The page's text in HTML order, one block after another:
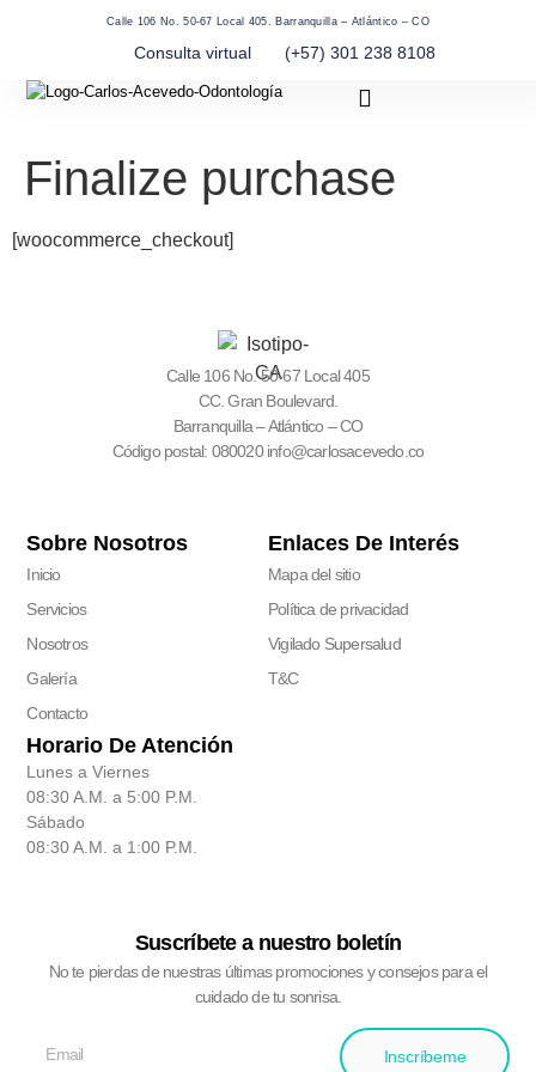
Calle 106 No. 50-67 Local 405. Barranquilla – Atlántico – CO
Consulta virtual (+57) 301 238 8108
Finalize purchase
[woocommerce_checkout]
Calle 106 No. 50-67 Local 405
CC. Gran Boulevard.
Barranquilla – Atlántico – CO
Código postal: 080020 info@carlosacevedo.co
Sobre Nosotros
Inicio
Servicios
Nosotros
Galería
Contacto
Enlaces De Interés
Mapa del sitio
Política de privacidad
Vigilado Supersalud
T&C
Horario De Atención
Lunes a Viernes
08:30 A.M. a 5:00 P.M.
Sábado
08:30 A.M. a 1:00 P.M.
Suscríbete a nuestro boletín
No te pierdas de nuestras últimas promociones y consejos para el
cuidado de tu sonrisa.
Inscríbeme